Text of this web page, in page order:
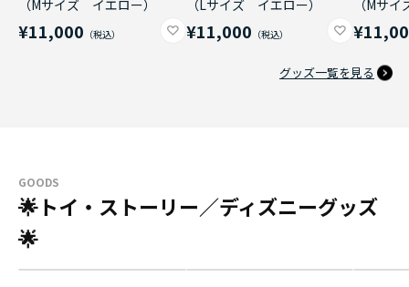
（Mサイズ イエロー）
¥11,000
（Lサイズ イエロー）
¥11,000
（Mサ
グッズ一覧を見る
GOODS
🌟トイ・ストーリー／ディズニーグッズ
🌟